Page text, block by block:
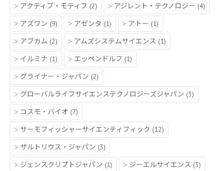
アクティブ・モティフ (2) アジレント・テクノロジー (4)
アズワン (9) アゼンタ (1) アトー (1)
アブカム (2) アムズシステムサイエンス (1)
イルミナ (1) エッペンドルフ (1)
グライナー・ジャパン (2)
グローバルライフサイエンステクノロジーズジャパン (3)
コスモ・バイオ (7)
サーモフィッシャーサイエンティフィック (12)
ザルトリウス・ジャパン (3)
ジェンスクリプトジャパン (1) ジーエルサイエンス (3)